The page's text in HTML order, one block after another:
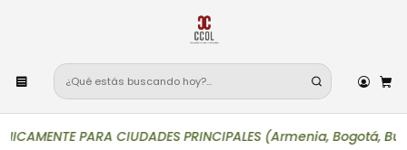
PARA CIUDADES PRINCIPALES (Armenia, Bogotá,